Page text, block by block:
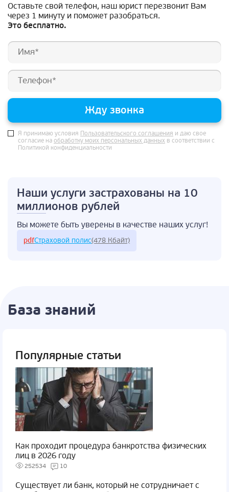
Оставьте свой телефон, наш юрист перезвонит Вам
через 1 минуту и поможет разобраться.
Это бесплатно.
Жду звонка
Я принимаю условия Пользовательского соглашения и даю свое
согласие на обработку моих персональных данных в соответствии с
Политикой конфиденциальности
Наши услуги застрахованы на 10
миллионов рублей
Вы можете быть уверены в качестве наших услуг!
pdfСтраховой полис(478 Кбайт)
База знаний
Популярные статьи
Как проходит процедура банкротства физических
лиц в 2026 году
252534 10
Существует ли банк, который не сотрудничает с